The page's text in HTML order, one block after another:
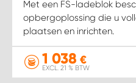
Met een FS-ladeblok
opbergoplossing die u
plaatsen en inrichten.
1 038 €
EXCL. 21 % BTW